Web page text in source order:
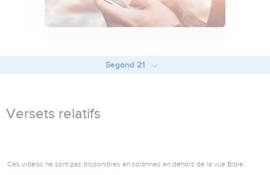
Segond 21
Versets relatifs
Ces vidéos ne sont pas disponibles en colonnes en dehors de la vue Bible.